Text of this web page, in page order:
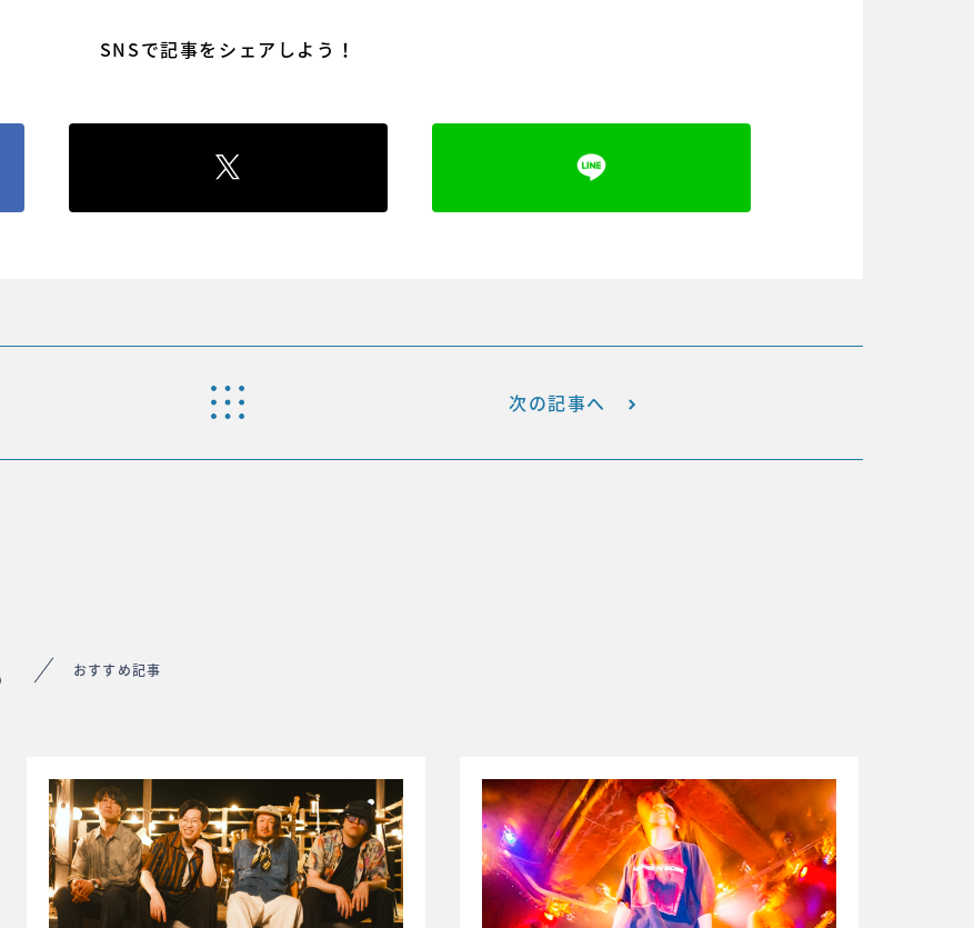
SNSで記事をシェアしよう！
次の記事へ
おすすめ記事